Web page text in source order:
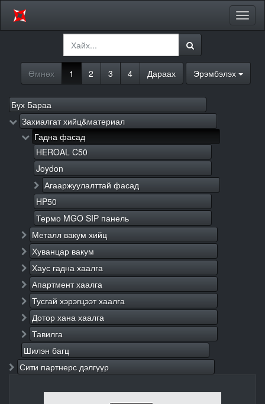
Өмнөх 1 2 3 4 Дараах Эрэмбэлэх
Бүх Бараа
Захиалгат хийц&материал
Гадна фасад
HEROAL C50
Joydon
Агааржуулалттай фасад
HP50
Термо MGO SIP панель
Металл вакум хийц
Хуванцар вакум
Хаус гадна хаалга
Апартмент хаалга
Тусгай хэрэгцээт хаалга
Дотор хана хаалга
Тавилга
Шилэн багц
Сити партнерс дэлгүүр